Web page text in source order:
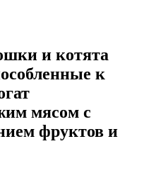
и котята
к
мясом с
фруктов и